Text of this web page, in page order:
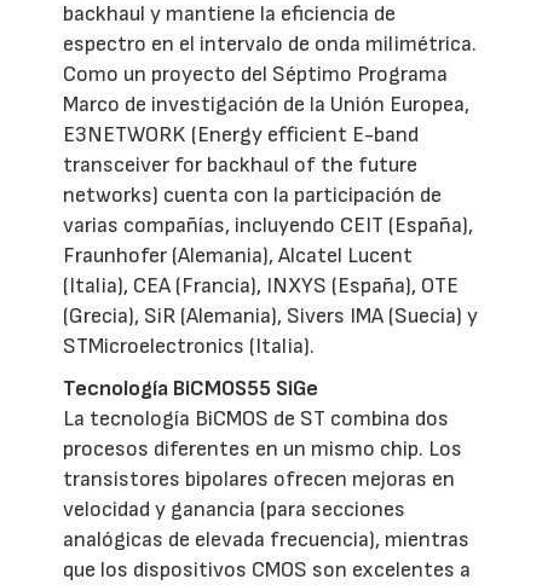
backhaul y mantiene la eficiencia de
espectro en el intervalo de onda milimétrica.
Como un proyecto del Séptimo Programa
Marco de investigación de la Unión Europea,
E3NETWORK (Energy efficient E-band
transceiver for backhaul of the future
networks) cuenta con la participación de
varias compañías, incluyendo CEIT (España),
Fraunhofer (Alemania), Alcatel Lucent
(Italia), CEA (Francia), INXYS (España), OTE
(Grecia), SiR (Alemania), Sivers IMA (Suecia) y
STMicroelectronics (Italia).
Tecnología BiCMOS55 SiGe
La tecnología BiCMOS de ST combina dos
procesos diferentes en un mismo chip. Los
transistores bipolares ofrecen mejoras en
velocidad y ganancia (para secciones
analógicas de elevada frecuencia), mientras
que los dispositivos CMOS son excelentes a